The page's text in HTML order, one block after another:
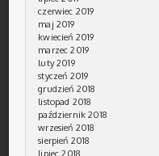
czerwiec 2019
maj 2019
kwiecień 2019
marzec 2019
luty 2019
styczeń 2019
grudzień 2018
listopad 2018
październik 2018
wrzesień 2018
sierpień 2018
lipiec 2018